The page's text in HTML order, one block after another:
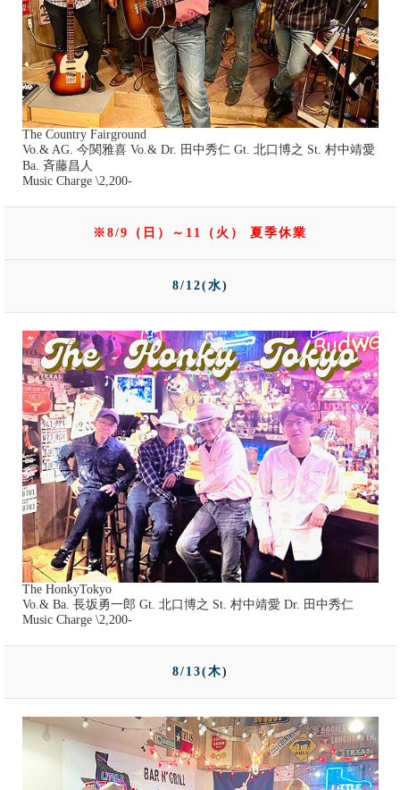
The Country Fairground
Vo.& AG. 今関雅喜 Vo.& Dr. 田中秀仁 Gt. 北口博之 St. 村中靖愛
Ba. 斉藤昌人
Music Charge \2,200-
※8/9（日）～11（火） 夏季休業
8/12(水)
The HonkyTokyo
Vo.& Ba. 長坂勇一郎 Gt. 北口博之 St. 村中靖愛 Dr. 田中秀仁
Music Charge \2,200-
8/13(木)